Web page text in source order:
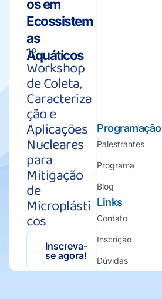
os em
Ecossistem
as
Aquáticos
1º
Workshop
de Coleta,
Caracteriza
ção e
Aplicações
Nucleares
para
Mitigação
de
Microplásti
cos
Inscreva-
se agora!
Programação
Palestrantes
Programa
Blog
Links
Contato
Inscrição
Dúvidas